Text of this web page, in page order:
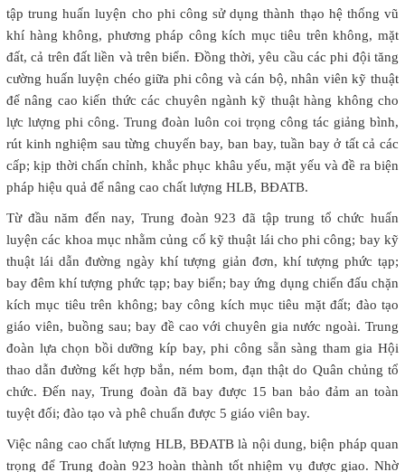
tập trung huấn luyện cho phi công sử dụng thành thạo hệ thống vũ
khí hàng không, phương pháp công kích mục tiêu trên không, mặt
đất, cả trên đất liền và trên biển. Đồng thời, yêu cầu các phi đội tăng
cường huấn luyện chéo giữa phi công và cán bộ, nhân viên kỹ thuật
để nâng cao kiến thức các chuyên ngành kỹ thuật hàng không cho
lực lượng phi công. Trung đoàn luôn coi trọng công tác giảng bình,
rút kinh nghiệm sau từng chuyến bay, ban bay, tuần bay ở tất cả các
cấp; kịp thời chấn chỉnh, khắc phục khâu yếu, mặt yếu và đề ra biện
pháp hiệu quả để nâng cao chất lượng HLB, BĐATB.
Từ đầu năm đến nay, Trung đoàn 923 đã tập trung tổ chức huấn
luyện các khoa mục nhằm củng cố kỹ thuật lái cho phi công; bay kỹ
thuật lái dẫn đường ngày khí tượng giản đơn, khí tượng phức tạp;
bay đêm khí tượng phức tạp; bay biển; bay ứng dụng chiến đấu chặn
kích mục tiêu trên không; bay công kích mục tiêu mặt đất; đào tạo
giáo viên, buồng sau; bay đề cao với chuyên gia nước ngoài. Trung
đoàn lựa chọn bồi dưỡng kíp bay, phi công sẵn sàng tham gia Hội
thao dẫn đường kết hợp bắn, ném bom, đạn thật do Quân chủng tổ
chức. Đến nay, Trung đoàn đã bay được 15 ban bảo đảm an toàn
tuyệt đối; đào tạo và phê chuẩn được 5 giáo viên bay.
Việc nâng cao chất lượng HLB, BĐATB là nội dung, biện pháp quan
trọng để Trung đoàn 923 hoàn thành tốt nhiệm vụ được giao. Nhờ